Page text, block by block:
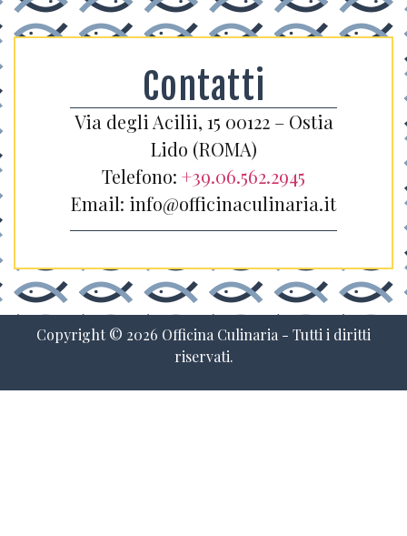
Contatti
Via degli Acilii, 15 00122 – Ostia
Lido (ROMA)
Telefono: +39.06.562.2945
Email: info@officinaculinaria.it
Copyright © 2026 Officina Culinaria - Tutti i diritti
riservati.